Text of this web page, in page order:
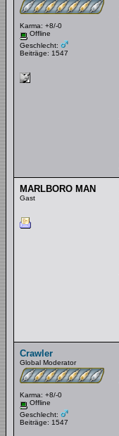
Karma: +8/-0
Offline
Geschlecht:
Beiträge: 1547
MARLBORO MAN
Gast
Crawler
Global Moderator
Karma: +8/-0
Offline
Geschlecht:
Beiträge: 1547